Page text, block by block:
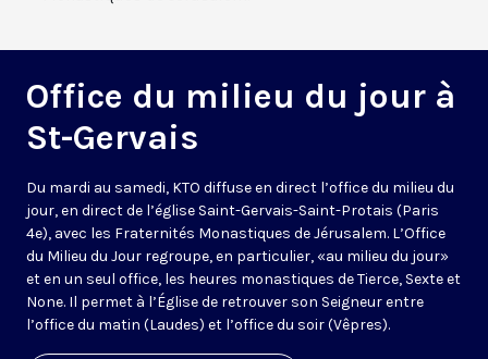
Office du milieu du jour à
St-Gervais
Du mardi au samedi, KTO diffuse en direct l’office du milieu du
jour, en direct de l’église Saint-Gervais-Saint-Protais (Paris
4e), avec les Fraternités Monastiques de Jérusalem. L’Office
du Milieu du Jour regroupe, en particulier, «au milieu du jour»
et en un seul office, les heures monastiques de Tierce, Sexte et
None. Il permet à l’Église de retrouver son Seigneur entre
l’office du matin (Laudes) et l’office du soir (Vêpres).